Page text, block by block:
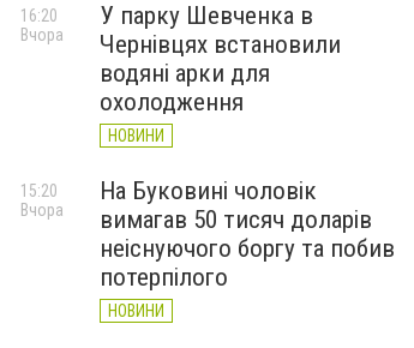
У парку Шевченка в
Чернівцях встановили
водяні арки для
охолодження
НОВИНИ
16:20
Вчора
На Буковині чоловік
вимагав 50 тисяч доларів
неіснуючого боргу та побив
потерпілого
НОВИНИ
15:20
Вчора